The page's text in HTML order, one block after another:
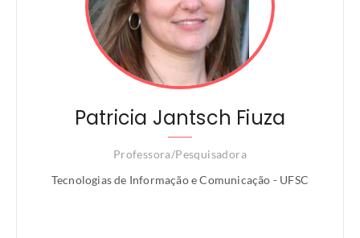
Patricia Jantsch Fiuza
Professora/Pesquisadora
Tecnologias de Informação e Comunicação - UFSC